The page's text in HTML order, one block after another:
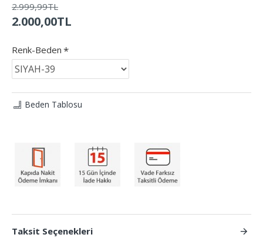
2.000,00TL
2.999,99TL
Renk-Beden
Beden Tablosu
Taksit Seçenekleri